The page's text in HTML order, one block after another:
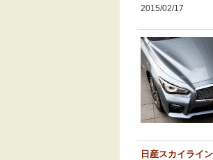
2015/02/17
日産スカイライ